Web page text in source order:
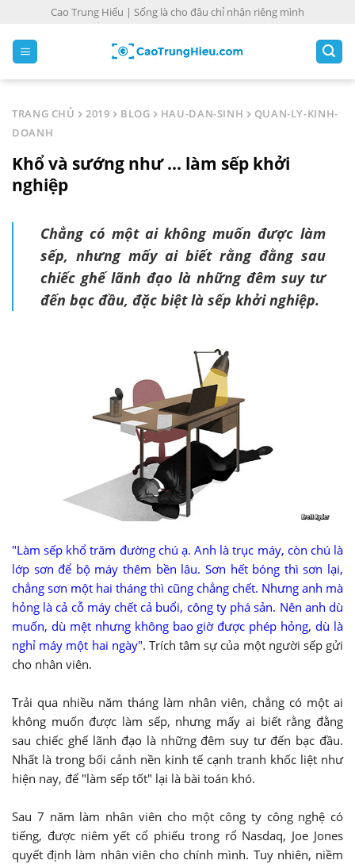
Cao Trung Hiếu | Sống là cho đâu chỉ nhận riêng mình
TRANG CHỦ 2019 BLOG HAU-DAN-SINH
QUAN-LY-KINH-
DOANH
Khổ và sướng như ... làm sếp khởi
nghiệp
Chẳng có một ai không muốn được làm
sếp, nhưng mấy ai biết rằng đằng sau
chiếc ghế lãnh đạo là những đêm suy tư
đến bạc đầu, đặc biệt là sếp khởi nghiệp.
"Làm sếp khổ trăm đường chú ạ. Anh là trục máy, còn chú là
lớp sơn để bộ máy thêm bền lâu. Sơn hết bóng thì sơn lại,
chẳng sơn một hai tháng thì cũng chẳng chết. Nhưng anh mà
hỏng là cả cỗ máy chết cả buổi, công ty phá sản. Nên anh dù
muốn, dù mệt nhưng không bao giờ được phép hỏng, dù là
nghỉ máy một hai ngày". Trích tâm sự của một người sếp gửi
cho nhân viên.
Trải qua nhiều năm tháng làm nhân viên, chẳng có một ai
không muốn được làm sếp, nhưng mấy ai biết rằng đằng
sau chiếc ghế lãnh đạo là những đêm suy tư đến bạc đầu.
Nhất là trong bối cảnh nền kinh tế cạnh tranh khốc liệt như
hiện nay, để "làm sếp tốt" lại là bài toán khó.
Sau 7 năm làm nhân viên cho một công ty công nghệ có
tiếng, được niêm yết cổ phiếu trong rổ Nasdaq, Joe Jones
quyết định làm nhân viên cho chính mình. Tuy nhiên, niềm